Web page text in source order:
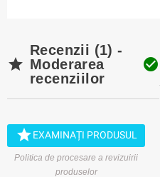

Recenzii (1) -
Moderarea
recenziilor

EXAMINAȚI PRODUSUL
Politica de procesare a revizuirii
produselor